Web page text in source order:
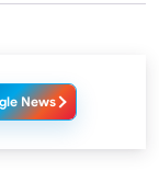
News